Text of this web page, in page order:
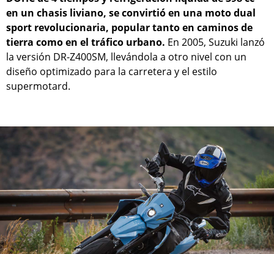
en un chasis liviano, se convirtió en una moto dual
sport revolucionaria, popular tanto en caminos de
tierra como en el tráfico urbano. En 2005, Suzuki lanzó
la versión DR-Z400SM, llevándola a otro nivel con un
diseño optimizado para la carretera y el estilo
supermotard.